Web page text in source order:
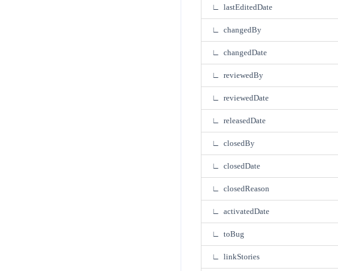
∟ lastEditedDate
∟ changedBy
∟ changedDate
∟ reviewedBy
∟ reviewedDate
∟ releasedDate
∟ closedBy
∟ closedDate
∟ closedReason
∟ activatedDate
∟ toBug
∟ linkStories